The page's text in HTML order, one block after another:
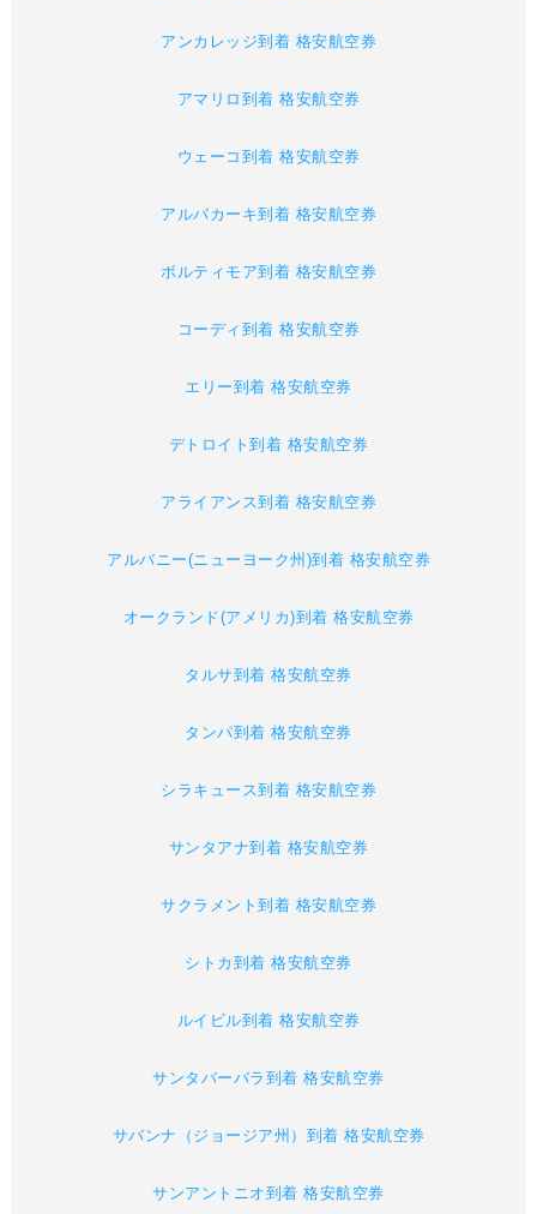
アンカレッジ到着 格安航空券
アマリロ到着 格安航空券
ウェーコ到着 格安航空券
アルバカーキ到着 格安航空券
ボルティモア到着 格安航空券
コーディ到着 格安航空券
エリー到着 格安航空券
デトロイト到着 格安航空券
アライアンス到着 格安航空券
アルバニー(ニューヨーク州)到着 格安航空券
オークランド(アメリカ)到着 格安航空券
タルサ到着 格安航空券
タンパ到着 格安航空券
シラキュース到着 格安航空券
サンタアナ到着 格安航空券
サクラメント到着 格安航空券
シトカ到着 格安航空券
ルイビル到着 格安航空券
サンタバーバラ到着 格安航空券
サバンナ（ジョージア州）到着 格安航空券
サンアントニオ到着 格安航空券